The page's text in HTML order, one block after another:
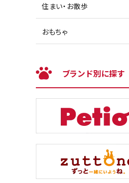
住まい・お散歩
おもちゃ
ブランド別に探す